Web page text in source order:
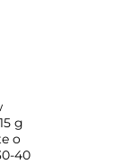
g
o
40